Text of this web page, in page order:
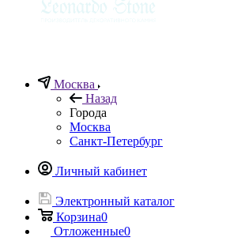
Москва
Назад
Города
Москва
Санкт-Петербург
Личный кабинет
Электронный каталог
Корзина0
Отложенные0